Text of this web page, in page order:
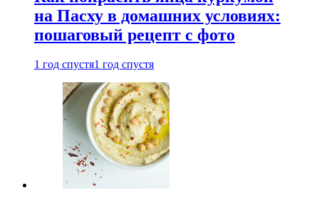
на Пасху в домашних условиях:
пошаговый рецепт с фото
1 год спустя1 год спустя